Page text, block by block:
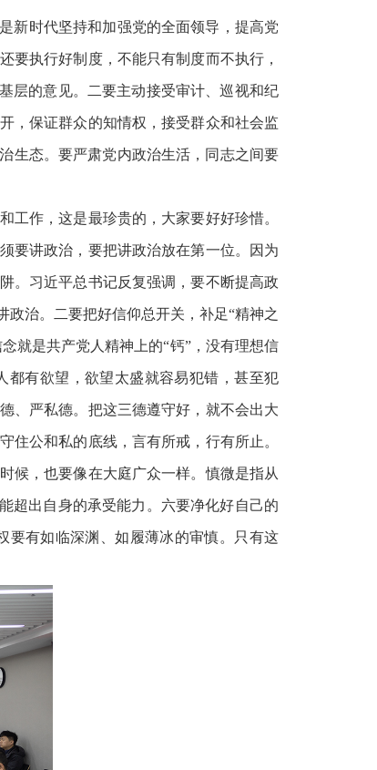
新时代坚持和加强党的全面领导，提高党
要执行好制度，不能只有制度而不执行，
层的意见。二要主动接受审计、巡视和纪
，保证群众的知情权，接受群众和社会监
生态。要严肃党内政治生活，同志之间要
工作，这是最珍贵的，大家要好好珍惜。
要讲政治，要把讲政治放在第一位。因为
。习近平总书记反复强调，要不断提高政
治。二要把好信仰总开关，补足“精神之
就是共产党人精神上的“钙”，没有理想信
都有欲望，欲望太盛就容易犯错，甚至犯
、严私德。把这三德遵守好，就不会出大
住公和私的底线，言有所戒，行有所止。
候，也要像在大庭广众一样。慎微是指从
超出自身的承受能力。六要净化好自己的
要有如临深渊、如履薄冰的审慎。只有这